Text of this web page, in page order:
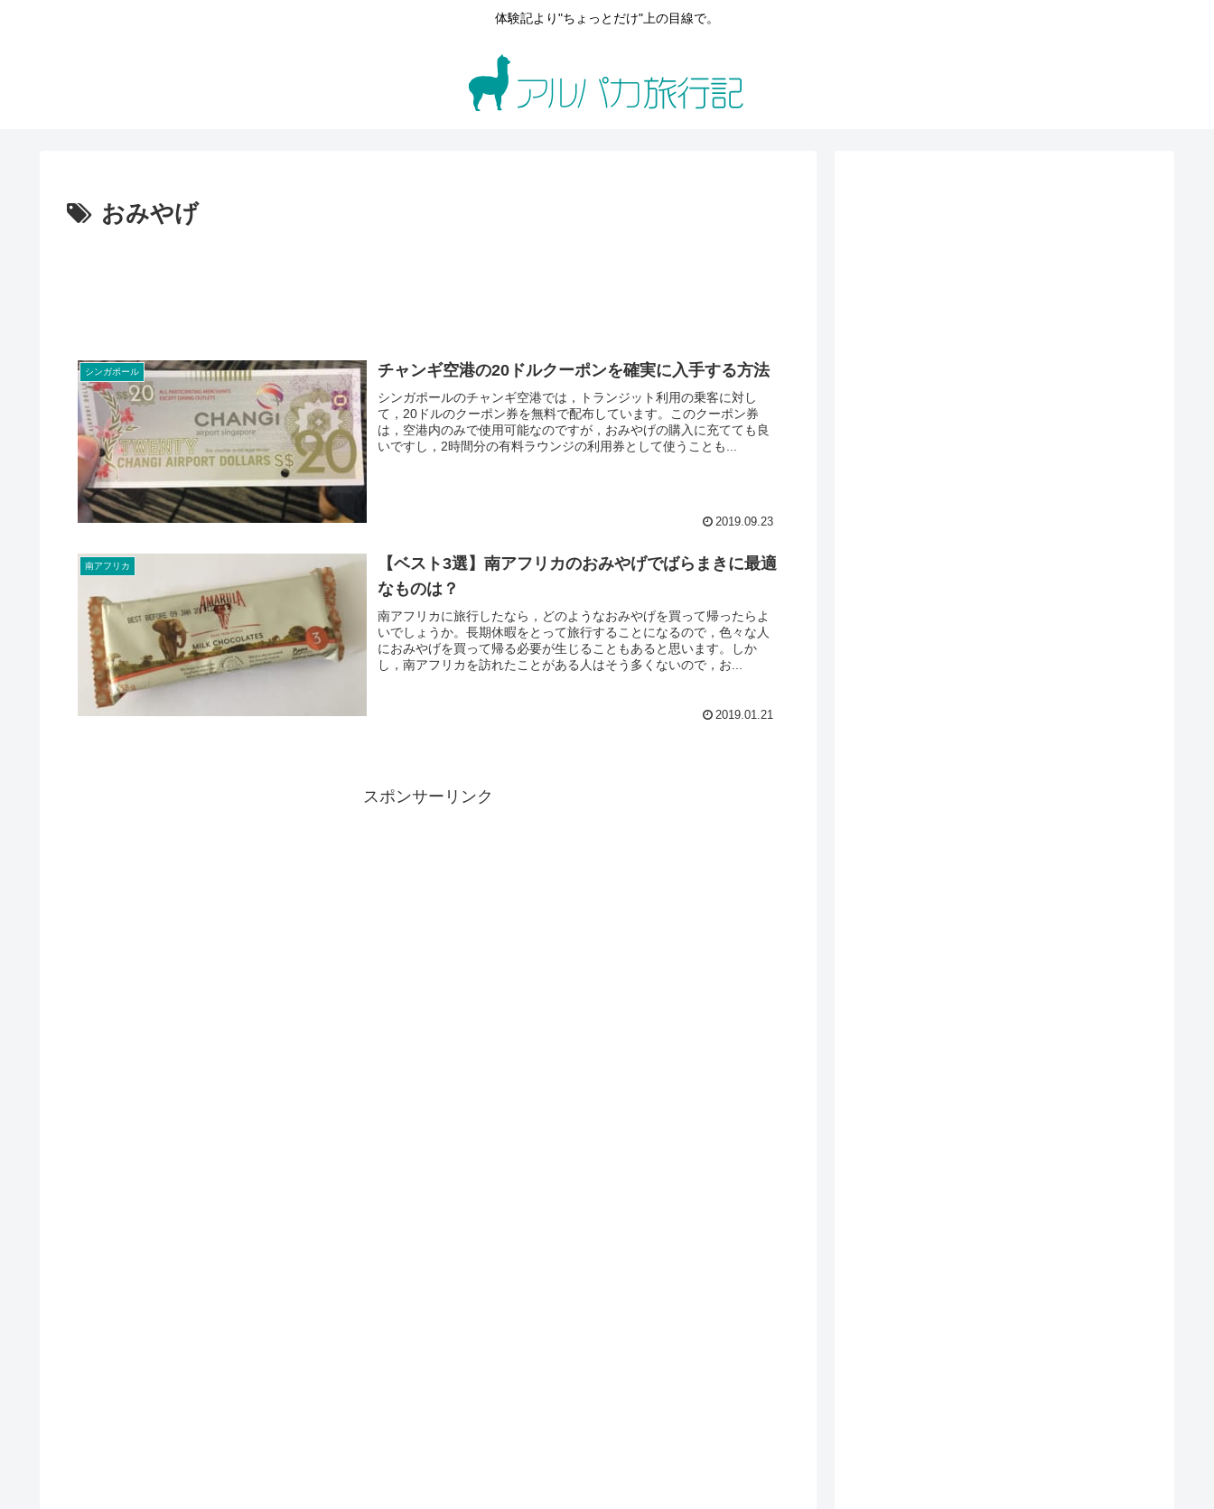
体験記より"ちょっとだけ"上の目線で。
おみやげ
シンガポール チャンギ空港の20ドルクーポンを確実に入手する方法
シンガポールのチャンギ空港では，トランジット利用の乗客に対し
て，20ドルのクーポン券を無料で配布しています。このクーポン券
は，空港内のみで使用可能なのですが，おみやげの購入に充てても良
いですし，2時間分の有料ラウンジの利用券として使うことも...
2019.09.23
南アフリカ
【ベスト3選】南アフリカのおみやげでばらまきに最適
なものは？
南アフリカに旅行したなら，どのようなおみやげを買って帰ったらよ
いでしょうか。長期休暇をとって旅行することになるので，色々な人
におみやげを買って帰る必要が生じることもあると思います。しか
し，南アフリカを訪れたことがある人はそう多くないので，お...
2019.01.21
スポンサーリンク